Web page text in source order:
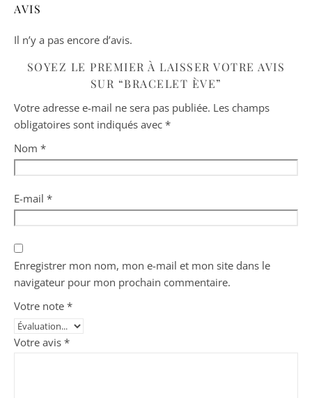
AVIS
Il n’y a pas encore d’avis.
SOYEZ LE PREMIER À LAISSER VOTRE AVIS
SUR “BRACELET ÈVE”
Votre adresse e-mail ne sera pas publiée. Les champs
obligatoires sont indiqués avec *
Nom *
E-mail *
Enregistrer mon nom, mon e-mail et mon site dans le
navigateur pour mon prochain commentaire.
Votre note *
Votre avis *